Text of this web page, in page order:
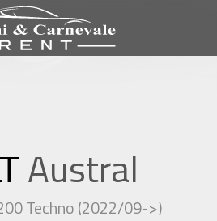
Austral
Techno (2022/09->)